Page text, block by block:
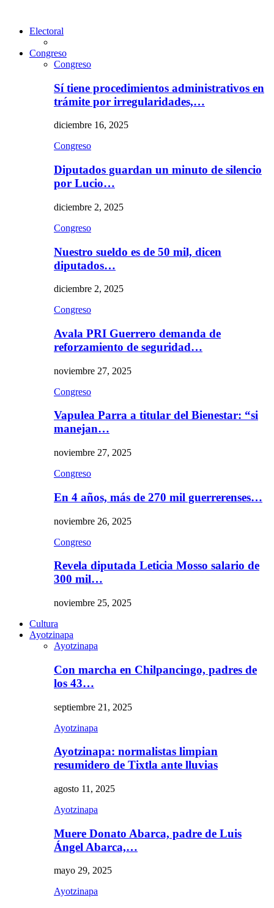
Electoral
Congreso
Congreso
Sí tiene procedimientos administrativos en
trámite por irregularidades,…
diciembre 16, 2025
Congreso
Diputados guardan un minuto de silencio
por Lucio…
diciembre 2, 2025
Congreso
Nuestro sueldo es de 50 mil, dicen
diputados…
diciembre 2, 2025
Congreso
Avala PRI Guerrero demanda de
reforzamiento de seguridad…
noviembre 27, 2025
Congreso
Vapulea Parra a titular del Bienestar: “si
manejan…
noviembre 27, 2025
Congreso
En 4 años, más de 270 mil guerrerenses…
noviembre 26, 2025
Congreso
Revela diputada Leticia Mosso salario de
300 mil…
noviembre 25, 2025
Cultura
Ayotzinapa
Ayotzinapa
Con marcha en Chilpancingo, padres de
los 43…
septiembre 21, 2025
Ayotzinapa
Ayotzinapa: normalistas limpian
resumidero de Tixtla ante lluvias
agosto 11, 2025
Ayotzinapa
Muere Donato Abarca, padre de Luis
Ángel Abarca,…
mayo 29, 2025
Ayotzinapa